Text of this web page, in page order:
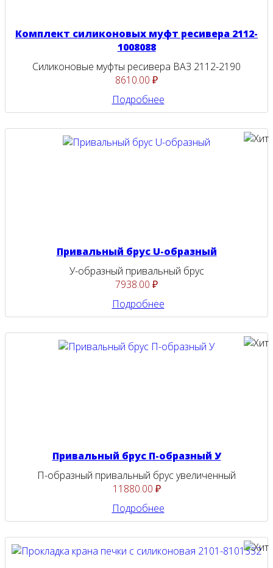
Комплект силиконовых муфт ресивера 2112-
1008088
Силиконовые муфты ресивера ВАЗ 2112-2190
8610.00 ₽
Подробнее
Привальный брус U-образный
У-образный привальный брус
7938.00 ₽
Подробнее
Привальный брус П-образный У
П-образный привальный брус увеличенный
11880.00 ₽
Подробнее